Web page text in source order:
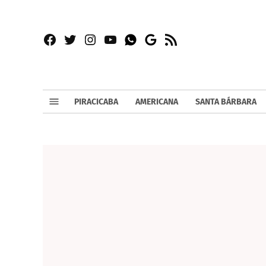
Facebook
TwitterInstagram
YouTubeWhatsapp
Google
RSS
PIRACICABA AMERICANA SANTA BÁRBARA